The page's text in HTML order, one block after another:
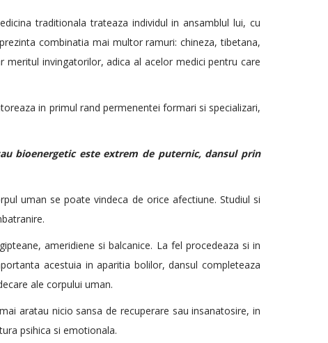
traditionala trateaza individul in ansamblul lui, cu
combinatia mai multor ramuri: chineza, tibetana,
invingatorilor, adica al acelor medici pentru care
in primul rand permenentei formari si specializari,
bioenergetic este extrem de puternic, dansul prin
uman se poate vindeca de orice afectiune. Studiul si
ameridiene si balcanice. La fel procedeaza si in
acestuia in aparitia bolilor, dansul completeaza
ale corpului uman.
aratau nicio sansa de recuperare sau insanatosire, in
psihica si emotionala.